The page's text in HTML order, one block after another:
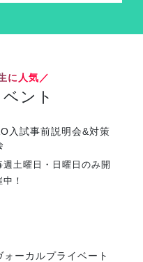
に人気／
ント
入試事前説明会&対策
週土曜日・日曜日のみ開
中！
ォーカルプライベート